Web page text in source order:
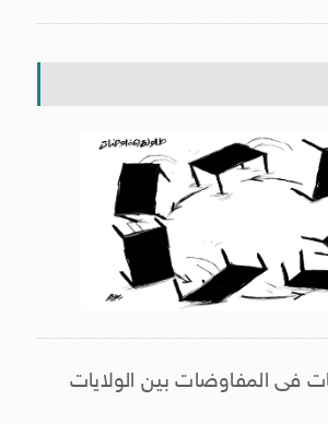
فى المفاوضات بين الولايات